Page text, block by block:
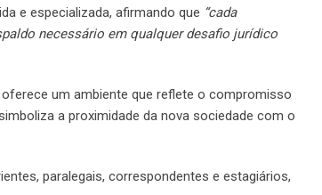
e especializada, afirmando que “cada
necessário em qualquer desafio jurídico
um ambiente que reflete o compromisso
a proximidade da nova sociedade com o
paralegais, correspondentes e estagiários,